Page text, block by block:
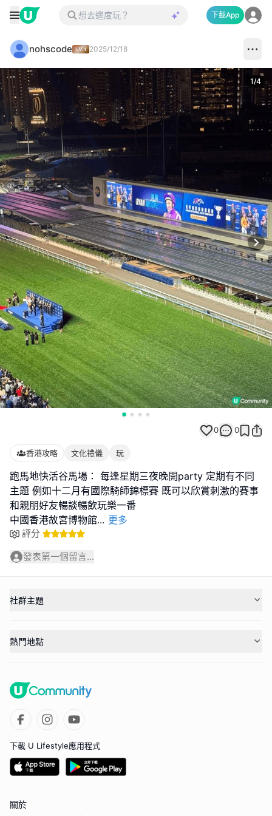
下載App
nohscode 2025/12/18
1/4
0 0
香港攻略 文化禮儀 玩
跑馬地快活谷馬場： 每逢星期三夜晚開party 定期有不同
主題 例如十二月有國際騎師錦標賽 既可以欣賞刺激的賽事
和親朋好友暢談暢飲玩樂一番
中國香港故宮博物館... 更多
評分
發表第一個留言...
社群主題
熱門地點
下載 U Lifestyle應用程式
關於